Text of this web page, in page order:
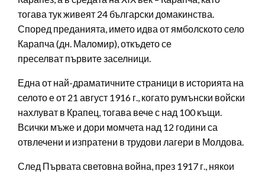
тогава тук живеят 24 български домакинства.
Според преданията, името идва от ямболското село
Карапча (дн. Маломир), откъдето се
преселват първите заселници.
Една от най-драматичните страници в историята на
селото е от 21 август 1916 г., когато румънски войски
нахлуват в Крапец, тогава вече с над 100 къщи.
Всички мъже и дори момчета над 12 години са
отвлечени и изпратени в трудови лагери в Молдова.
След Първата световна война, през 1917 г., някои